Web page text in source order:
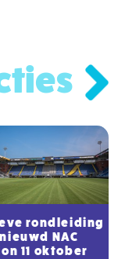
rondleiding
NAC
11 oktober